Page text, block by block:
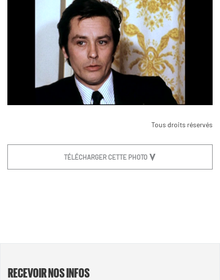
Tous droits réservés
TÉLÉCHARGER CETTE PHOTO
RECEVOIR NOS INFOS